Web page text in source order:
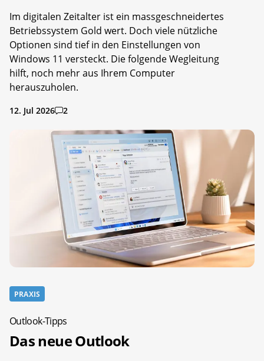
Im digitalen Zeitalter ist ein massgeschneidertes
Betriebssystem Gold wert. Doch viele nützliche
Optionen sind tief in den Einstellungen von
Windows 11 versteckt. Die folgende Wegleitung
hilft, noch mehr aus Ihrem Computer
herauszuholen.
12. Jul 2026 2
PRAXIS
Outlook-Tipps
Das neue Outlook